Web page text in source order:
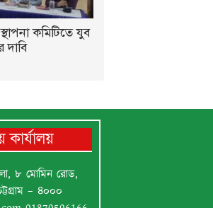
কমিটিতে যুব
দাবি
কার্যালয়
৮ মোমিন রোড,
– ৪০০০